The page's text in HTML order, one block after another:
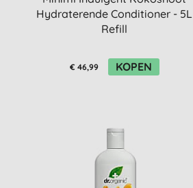
Hydraterende Conditioner - 5L
Refill
€ 46,99 KOPEN